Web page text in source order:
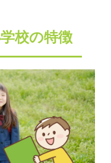
校の特徴